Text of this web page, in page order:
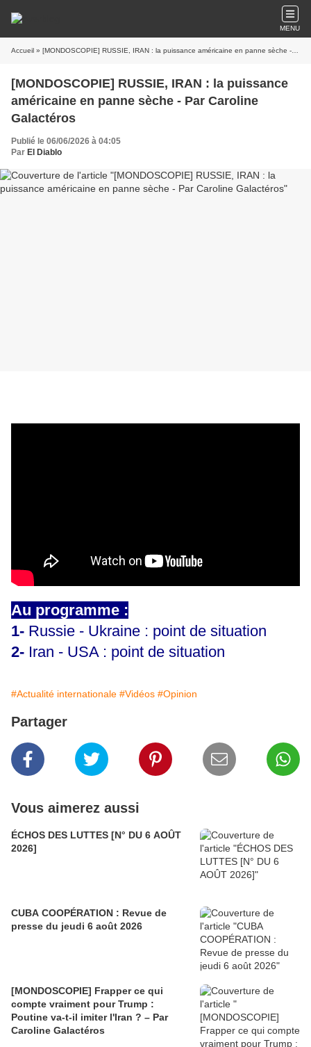
MENU
Accueil » [MONDOSCOPIE] RUSSIE, IRAN : la puissance américaine en panne sèche - Par Caroline Galactéros
[MONDOSCOPIE] RUSSIE, IRAN : la puissance
américaine en panne sèche - Par Caroline
Galactéros
Publié le 06/06/2026 à 04:05
Par El Diablo
Au programme :
1- Russie - Ukraine : point de situation
2- Iran - USA : point de situation
#Actualité internationale #Vidéos #Opinion
Partager
Vous aimerez aussi
ÉCHOS DES LUTTES [N° DU 6 AOÛT
2026]
CUBA COOPÉRATION : Revue de
presse du jeudi 6 août 2026
[MONDOSCOPIE] Frapper ce qui
compte vraiment pour Trump :
Poutine va-t-il imiter l'Iran ? – Par
Caroline Galactéros